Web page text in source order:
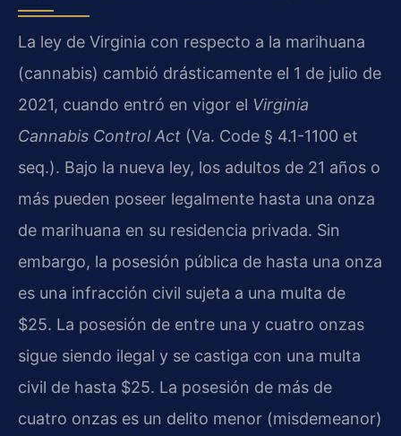
La ley de Virginia con respecto a la marihuana
(cannabis) cambió drásticamente el 1 de julio de
2021, cuando entró en vigor el Virginia
Cannabis Control Act (Va. Code § 4.1-1100 et
seq.). Bajo la nueva ley, los adultos de 21 años o
más pueden poseer legalmente hasta una onza
de marihuana en su residencia privada. Sin
embargo, la posesión pública de hasta una onza
es una infracción civil sujeta a una multa de
$25. La posesión de entre una y cuatro onzas
sigue siendo ilegal y se castiga con una multa
civil de hasta $25. La posesión de más de
cuatro onzas es un delito menor (misdemeanor)